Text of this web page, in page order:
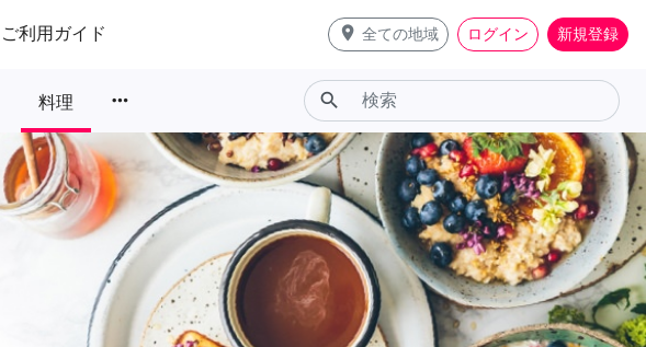
ご利用ガイド place 全ての地域 ログイン 新規登録
料理 more_horiz search